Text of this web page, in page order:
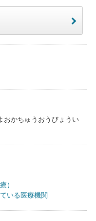
おかちゅうおうびょうい
）
いる医療機関